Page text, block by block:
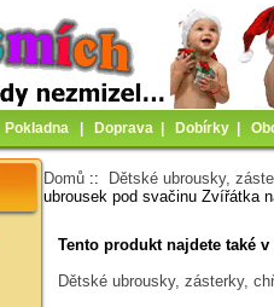
Pokladna Doprava Dobírky
Domů ::
Dětské ubrousky,
ubrousek pod svačinu Zvířátka
Tento produkt najdete také
Dětské ubrousky, zásterky,